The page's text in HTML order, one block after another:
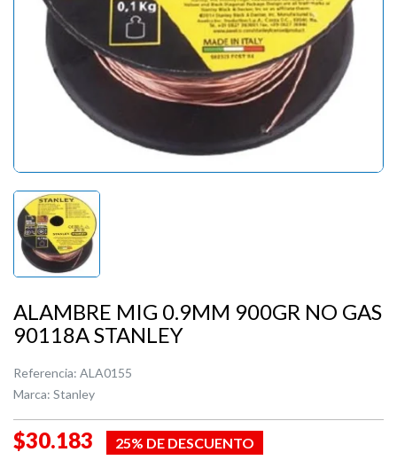
ALAMBRE MIG 0.9MM 900GR NO GAS
90118A STANLEY
Referencia: ALA0155
Marca: Stanley
$30.183
25% DE DESCUENTO